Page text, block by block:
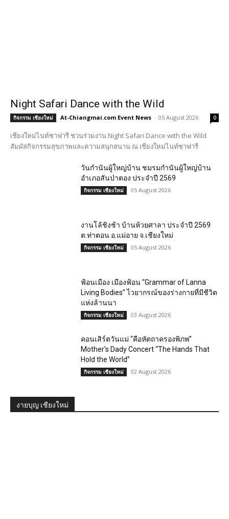
Night Safari Dance with the Wild
กิจกรรม เชียงใหม่ At-Chiangmai.com Event News - 05 August 2026 0
เชียงใหม่ไนท์ซาฟารี ชวนร่วมงาน Night Safari Dance with the Wild
สัมผัสกิจกรรมสุขภาพและความสนุกสนาน ณ เชียงใหม่ไนท์ซาฟารี
วันกำนันผู้ใหญ่บ้าน ชมรมกำนันผู้ใหญ่บ้าน
อำเภอสันป่าตอง ประจำปี 2569
กิจกรรม เชียงใหม่ 05 August 2026
งานโล้ชิงช้า บ้านห้วยศาลา ประจำปี 2569
ต.ท่าตอน อ.แม่อาย จ.เชียงใหม่
กิจกรรม เชียงใหม่ 05 August 2026
ฟ้อนเมือง เมืองฟ้อน “Grammar of Lanna
Living Bodies” ไวยากรณ์ของร่างกายที่มีชีวิต
แห่งล้านนา
กิจกรรม เชียงใหม่ 03 August 2026
คอนเสิร์ตวันแม่ “คือหัตถาครองพิภพ”
Mother’s Dady Concert “The Hands That
Hold the World”
กิจกรรม เชียงใหม่ 02 August 2026
งายบุญ เชียงใหม่